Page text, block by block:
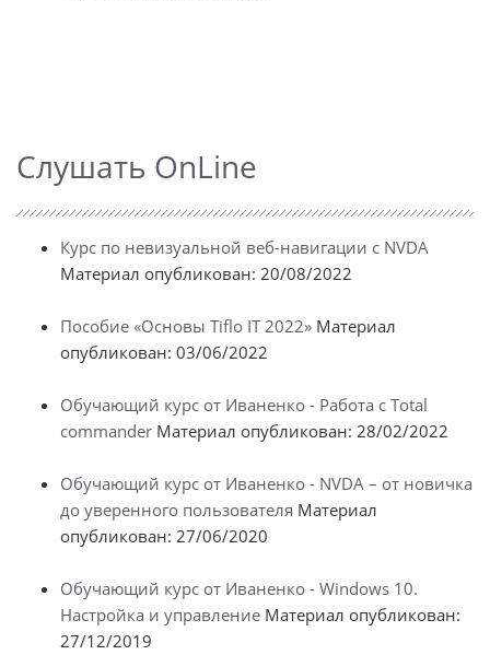
Слушать OnLine
Курс по невизуальной веб-навигации с NVDA
Материал опубликован: 20/08/2022
Пособие «Основы Tiflo IT 2022» Материал
опубликован: 03/06/2022
Обучающий курс от Иваненко - Работа с Total
commander Материал опубликован: 28/02/2022
Обучающий курс от Иваненко - NVDA – от новичка
до уверенного пользователя Материал
опубликован: 27/06/2020
Обучающий курс от Иваненко - Windows 10.
Настройка и управление Материал опубликован:
27/12/2019